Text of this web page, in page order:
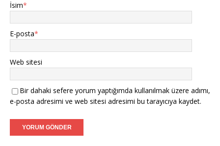
İsim*
E-posta*
Web sitesi
Bir dahaki sefere yorum yaptığımda kullanılmak üzere adımı,
e-posta adresimi ve web sitesi adresimi bu tarayıcıya kaydet.